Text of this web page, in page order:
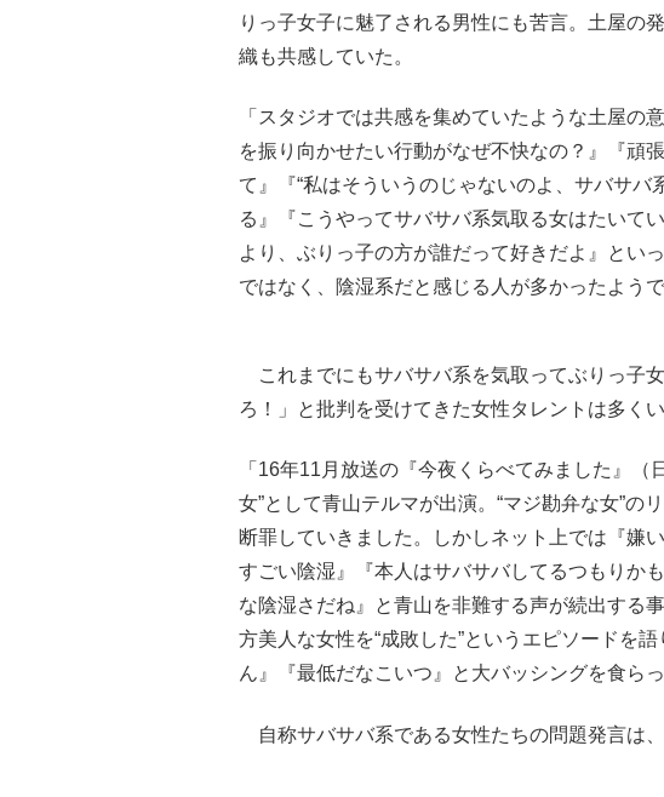
りっ子女子に魅了される男性にも苦言。土屋の
織も共感していた。
「スタジオでは共感を集めていたような土屋の
を振り向かせたい行動がなぜ不快なの？』『頑
て』『“私はそういうのじゃないのよ、サバサバ
る』『こうやってサバサバ系気取る女はたいて
より、ぶりっ子の方が誰だって好きだよ』とい
ではなく、陰湿系だと感じる人が多かったよう
これまでにもサバサバ系を気取ってぶりっ子
ろ！」と批判を受けてきた女性タレントは多くい
「16年11月放送の『今夜くらべてみました』（
女”として青山テルマが出演。“マジ勘弁な女”の
断罪していきました。しかしネット上では『嫌
すごい陰湿』『本人はサバサバしてるつもりか
な陰湿さだね』と青山を非難する声が続出する
方美人な女性を“成敗した”というエピソードを
ん』『最低だなこいつ』と大バッシングを食ら
自称サバサバ系である女性たちの問題発言は